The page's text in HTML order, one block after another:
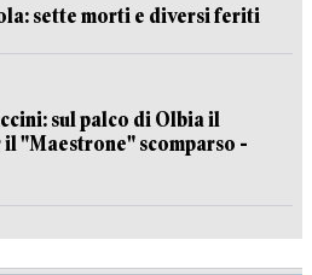
sette morti e diversi feriti
sul palco di Olbia il
"Maestrone" scomparso -